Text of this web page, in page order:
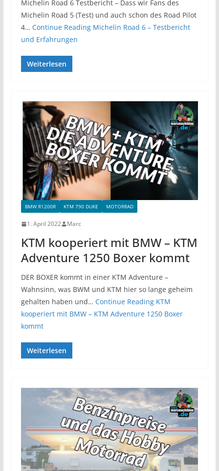
Michelin Road 6 Testbericht – Dass wir Fans des
Michelin Road 5 (Test) und auch schon des Road Pilot
4… Continue ReadingMichelin Road 6 – Testbericht
und Erfahrungen
Weiterlesen
BMW R1200R KTM 790 DUKE MOTORRAD
1. April 2022 Marc
KTM kooperiert mit BMW – KTM
Adventure 1250 Boxer kommt
DER BOXER kommt in einer KTM Adventure –
Wahnsinn, was BWM und KTM hier so lange geheim
gehalten haben und… Continue ReadingKTM
kooperiert mit BMW – KTM Adventure 1250 Boxer
kommt
Weiterlesen